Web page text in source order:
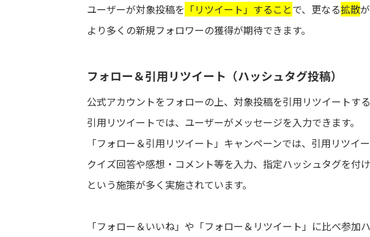
ユーザーが対象投稿を 「リツイート」することで、更なる拡散
より多くの新規フォロワーの獲得が期待できます。
フォロー＆引用リツイート（ハッシュタグ投稿）
公式アカウントをフォローの上、対象投稿を引用リツイートす
引用リツイートでは、ユーザーがメッセージを入力できます。
「フォロー＆引用リツイート」キャンペーンでは、引用リツイ
クイズ回答や感想・コメント等を入力、指定ハッシュタグを付
という施策が多く実施されています。
「フォロー＆いいね」や「フォロー＆リツイート」に比べ参加